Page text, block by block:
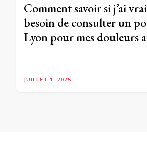
Comment savoir si j’ai
besoin de consulter un
Lyon pour mes douleurs
JUILLET 1, 2025